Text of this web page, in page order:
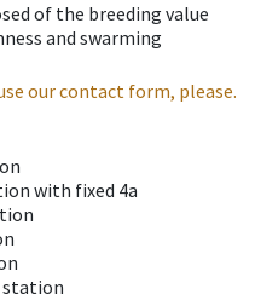
of the breeding value
and swarming
our contact form, please.
with fixed 4a